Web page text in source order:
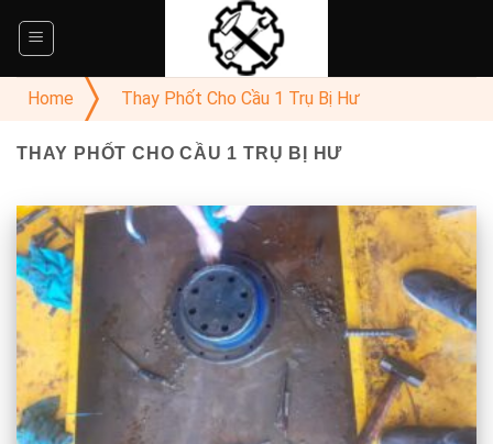
Home
Thay Phốt Cho Cầu 1 Trụ Bị Hư
THAY PHỐT CHO CẦU 1 TRỤ BỊ HƯ